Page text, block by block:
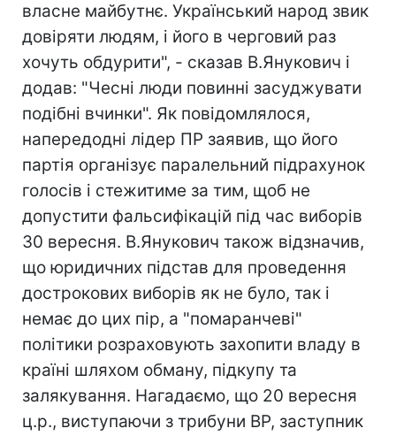
власне майбутнє. Український народ звик
довіряти людям, і його в черговий раз
хочуть обдурити", - сказав В.Янукович і
додав: "Чесні люди повинні засуджувати
подібні вчинки". Як повідомлялося,
напередодні лідер ПР заявив, що його
партія організує паралельний підрахунок
голосів і стежитиме за тим, щоб не
допустити фальсифікацій під час виборів
30 вересня. В.Янукович також відзначив,
що юридичних підстав для проведення
дострокових виборів як не було, так і
немає до цих пір, а "помаранчеві"
політики розраховують захопити владу в
країні шляхом обману, підкупу та
залякування. Нагадаємо, що 20 вересня
ц.р., виступаючи з трибуни ВР, заступник